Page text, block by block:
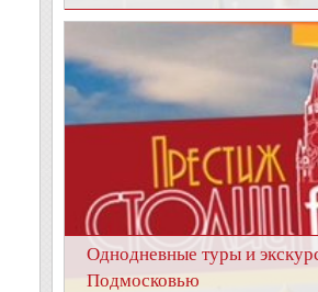
Однодневные туры и
Подмосковью